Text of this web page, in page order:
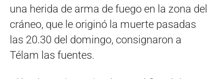
una herida de arma de fuego en la zona del
cráneo, que le originó la muerte pasadas
las 20.30 del domingo, consignaron a
Télam las fuentes.